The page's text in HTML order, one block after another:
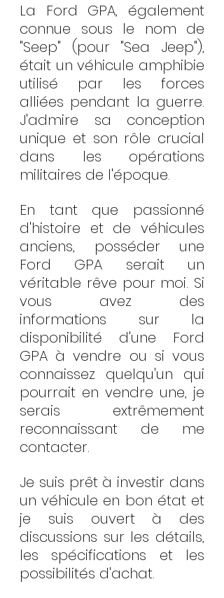
La Ford GPA, également
connue sous le nom de
"Seep" (pour "Sea Jeep"),
était un véhicule amphibie
utilisé par les forces
alliées pendant la guerre.
J'admire sa conception
unique et son rôle crucial
dans les opérations
militaires de l'époque.
En tant que passionné
d'histoire et de véhicules
anciens, posséder une
Ford GPA serait un
véritable rêve pour moi. Si
vous avez des
informations sur la
disponibilité d'une Ford
GPA à vendre ou si vous
connaissez quelqu'un qui
pourrait en vendre une, je
serais extrêmement
reconnaissant de me
contacter.
Je suis prêt à investir dans
un véhicule en bon état et
je suis ouvert à des
discussions sur les détails,
les spécifications et les
possibilités d'achat.